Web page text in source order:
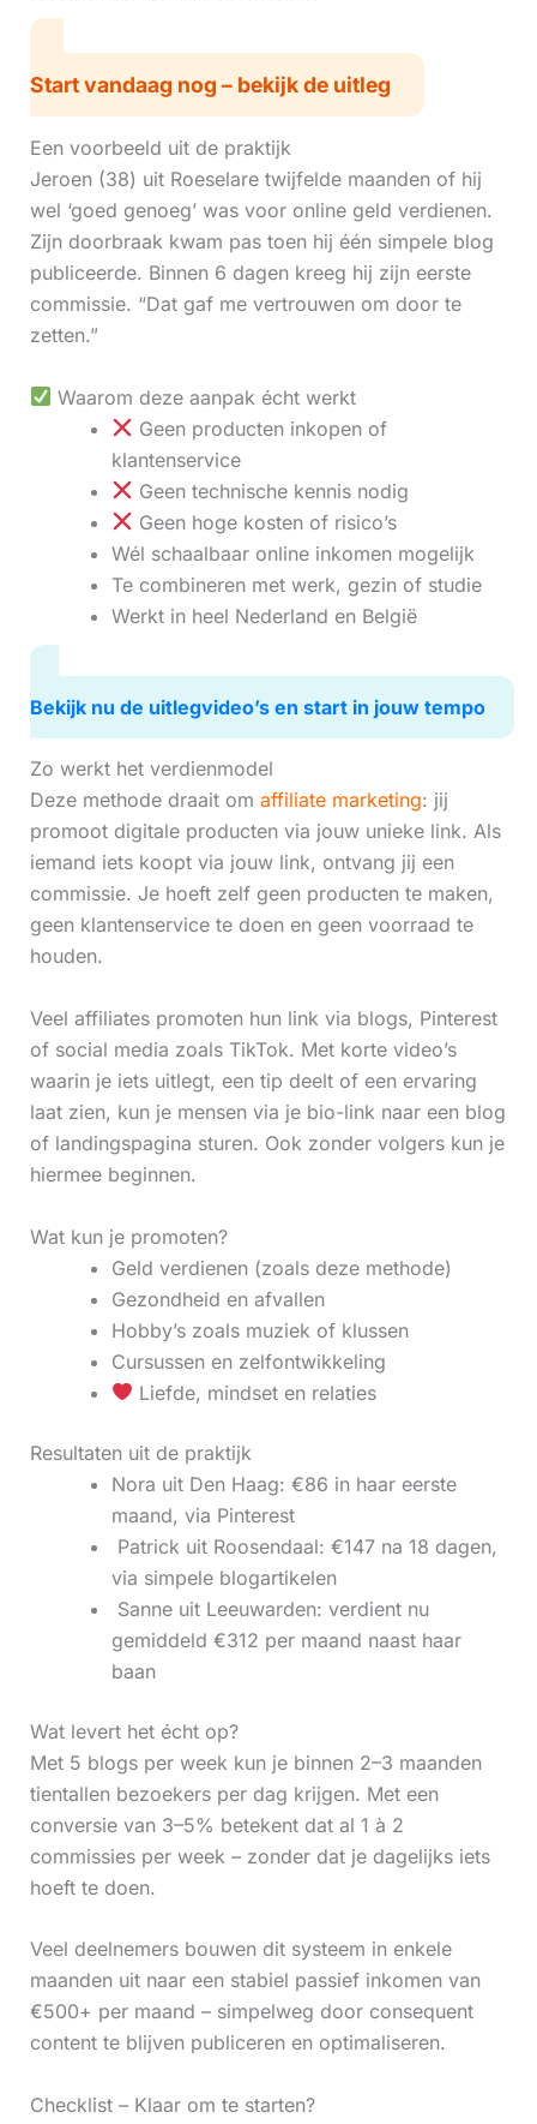
Start vandaag nog – bekijk de uitleg
Een voorbeeld uit de praktijk
Jeroen (38) uit Roeselare twijfelde maanden of hij
wel ‘goed genoeg’ was voor online geld verdienen.
Zijn doorbraak kwam pas toen hij één simpele blog
publiceerde. Binnen 6 dagen kreeg hij zijn eerste
commissie. “Dat gaf me vertrouwen om door te
zetten.”
Waarom deze aanpak écht werkt
Geen producten inkopen of
klantenservice
Geen technische kennis nodig
Geen hoge kosten of risico’s
Wél schaalbaar online inkomen mogelijk
Te combineren met werk, gezin of studie
Werkt in heel Nederland en België
Bekijk nu de uitlegvideo’s en start in jouw tempo
Zo werkt het verdienmodel
Deze methode draait om affiliate marketing: jij
promoot digitale producten via jouw unieke link. Als
iemand iets koopt via jouw link, ontvang jij een
commissie. Je hoeft zelf geen producten te maken,
geen klantenservice te doen en geen voorraad te
houden.
Veel affiliates promoten hun link via blogs, Pinterest
of social media zoals TikTok. Met korte video’s
waarin je iets uitlegt, een tip deelt of een ervaring
laat zien, kun je mensen via je bio-link naar een blog
of landingspagina sturen. Ook zonder volgers kun je
hiermee beginnen.
Wat kun je promoten?
Geld verdienen (zoals deze methode)
Gezondheid en afvallen
Hobby’s zoals muziek of klussen
Cursussen en zelfontwikkeling
Liefde, mindset en relaties
Resultaten uit de praktijk
Nora uit Den Haag: €86 in haar eerste
maand, via Pinterest
‍ Patrick uit Roosendaal: €147 na 18 dagen,
via simpele blogartikelen
‍ Sanne uit Leeuwarden: verdient nu
gemiddeld €312 per maand naast haar
baan
Wat levert het écht op?
Met 5 blogs per week kun je binnen 2–3 maanden
tientallen bezoekers per dag krijgen. Met een
conversie van 3–5% betekent dat al 1 à 2
commissies per week – zonder dat je dagelijks iets
hoeft te doen.
Veel deelnemers bouwen dit systeem in enkele
maanden uit naar een stabiel passief inkomen van
€500+ per maand – simpelweg door consequent
content te blijven publiceren en optimaliseren.
Checklist – Klaar om te starten?